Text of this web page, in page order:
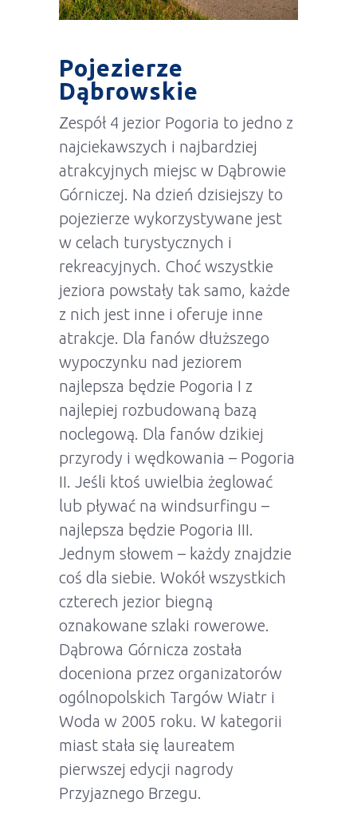
Pojezierze
Dąbrowskie
Zespół 4 jezior Pogoria to jedno z
najciekawszych i najbardziej
atrakcyjnych miejsc w Dąbrowie
Górniczej. Na dzień dzisiejszy to
pojezierze wykorzystywane jest
w celach turystycznych i
rekreacyjnych. Choć wszystkie
jeziora powstały tak samo, każde
z nich jest inne i oferuje inne
atrakcje. Dla fanów dłuższego
wypoczynku nad jeziorem
najlepsza będzie Pogoria I z
najlepiej rozbudowaną bazą
noclegową. Dla fanów dzikiej
przyrody i wędkowania – Pogoria
II. Jeśli ktoś uwielbia żeglować
lub pływać na windsurfingu –
najlepsza będzie Pogoria III.
Jednym słowem – każdy znajdzie
coś dla siebie. Wokół wszystkich
czterech jezior biegną
oznakowane szlaki rowerowe.
Dąbrowa Górnicza została
doceniona przez organizatorów
ogólnopolskich Targów Wiatr i
Woda w 2005 roku. W kategorii
miast stała się laureatem
pierwszej edycji nagrody
Przyjaznego Brzegu.